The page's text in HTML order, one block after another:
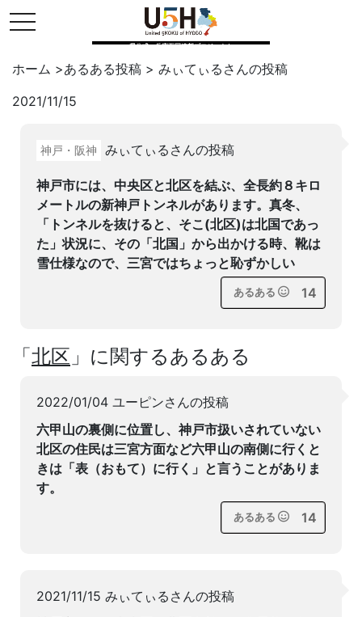
toggle navigation
県公式・兵庫五国連邦プロジェクト
ホーム >あるある投稿 > みぃてぃる さんの投稿
2021/11/15
神戸・阪神 みぃてぃるさんの投稿
神戸市には、中央区と北区を結ぶ、全長約８キロ
メートルの新神戸トンネルがあります。真冬、
「トンネルを抜けると、そこ(北区)は北国であっ
た」状況に、その「北国」から出かける時、靴は
雪仕様なので、三宮ではちょっと恥ずかしい
あるある 14
「北区 」に関するあるある
2022/01/04 ユーピンさんの投稿
六甲山の裏側に位置し、神戸市扱いされていない
北区の住民は三宮方面など六甲山の南側に行くと
きは「表（おもて）に行く」と言うことがありま
す。
あるある 14
2021/11/15 みぃてぃるさんの投稿